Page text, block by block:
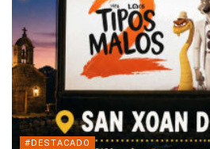
#DESTACADO